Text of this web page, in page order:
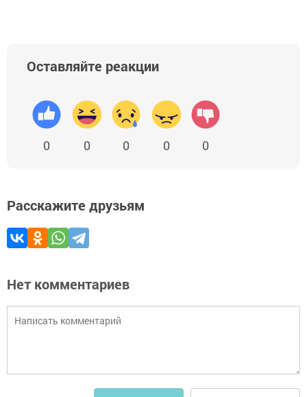
Оставляйте реакции
0 0 0 0 0
Расскажите друзьям
Нет комментариев